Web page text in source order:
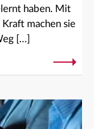
haben. Mit
machen sie
[…]